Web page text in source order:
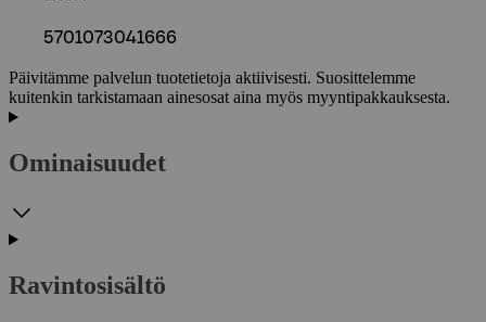
5701073041666
Päivitämme palvelun tuotetietoja aktiivisesti. Suosittelemme
kuitenkin tarkistamaan ainesosat aina myös myyntipakkauksesta.
Ominaisuudet
Ravintosisältö